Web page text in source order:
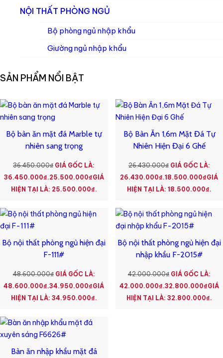
NỘI THẤT PHÒNG NGỦ
Bộ phòng ngủ nhập khẩu
Giường ngủ nhập khẩu
SẢN PHẨM NỔI BẬT
Bộ bàn ăn mặt đá Marble tự
nhiên sang trọng
36.450.000₫ GIÁ GỐC LÀ:
36.450.000₫.25.500.000₫GIÁ
HIỆN TẠI LÀ: 25.500.000₫.
Bộ Bàn Ăn 1,6m Mặt Đá Tự
Nhiên Hiện Đại 6 Ghế
26.430.000₫ GIÁ GỐC LÀ:
26.430.000₫.18.500.000₫GIÁ
HIỆN TẠI LÀ: 18.500.000₫.
Bộ nội thất phòng ngủ hiện đại
F-111#
48.600.000₫ GIÁ GỐC LÀ:
48.600.000₫.34.950.000₫GIÁ
HIỆN TẠI LÀ: 34.950.000₫.
Bộ nội thất phòng ngủ hiện đại
nhập khẩu F-2015#
42.000.000₫ GIÁ GỐC LÀ:
42.000.000₫.32.800.000₫GIÁ
HIỆN TẠI LÀ: 32.800.000₫.
Bàn ăn nhập khẩu mặt đá